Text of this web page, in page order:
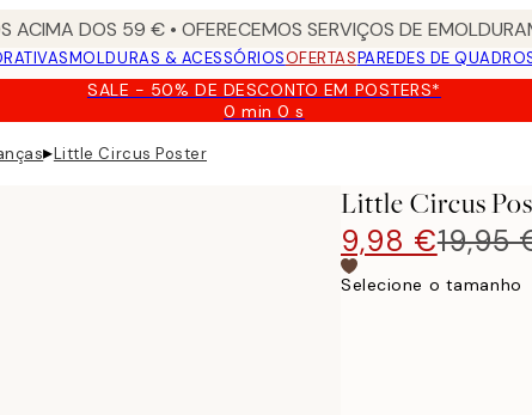
ACIMA DOS 59 € • OFERECEMOS SERVIÇOS DE
MOLDURAS & ACESSÓRIOSOFERTASPAREDES DE
SALE - 50% DE DESCONTO EM POSTERS*
0 min0 s
Válido
▸Little Circus Poster
Little Circus
9,98 €19,95
Selecione o tamanho